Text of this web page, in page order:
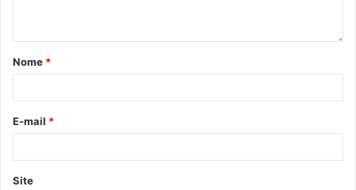
Nome *
E-mail *
Site